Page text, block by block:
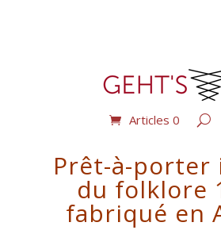
Articles 0
Prêt-à-porter
du folklore
fabriqué en